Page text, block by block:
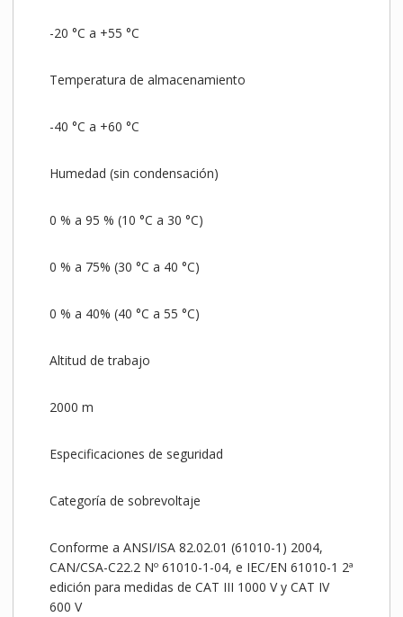
-20 °C a +55 °C
Temperatura de almacenamiento
-40 °C a +60 °C
Humedad (sin condensación)
0 % a 95 % (10 °C a 30 °C)
0 % a 75% (30 °C a 40 °C)
0 % a 40% (40 °C a 55 °C)
Altitud de trabajo
2000 m
Especificaciones de seguridad
Categoría de sobrevoltaje
Conforme a ANSI/ISA 82.02.01 (61010-1) 2004,
CAN/CSA-C22.2 Nº 61010-1-04, e IEC/EN 61010-1 2ª
edición para medidas de CAT III 1000 V y CAT IV
600 V